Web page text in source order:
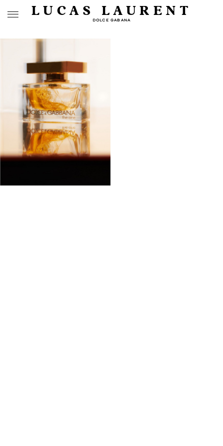
LUCAS LAURENT
DOLCE GABANA